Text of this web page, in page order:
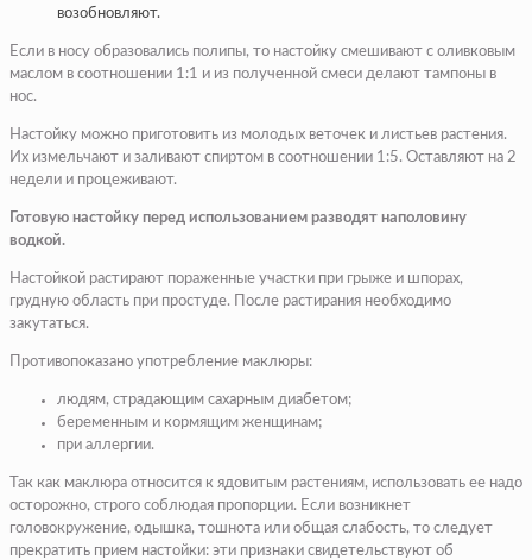
возобновляют.
Если в носу образовались полипы, то настойку смешивают с оливковым
маслом в соотношении 1:1 и из полученной смеси делают тампоны в
нос.
Настойку можно приготовить из молодых веточек и листьев растения.
Их измельчают и заливают спиртом в соотношении 1:5. Оставляют на 2
недели и процеживают.
Готовую настойку перед использованием разводят наполовину
водкой.
Настойкой растирают пораженные участки при грыже и шпорах,
грудную область при простуде. После растирания необходимо
закутаться.
Противопоказано употребление маклюры:
людям, страдающим сахарным диабетом;
беременным и кормящим женщинам;
при аллергии.
Так как маклюра относится к ядовитым растениям, использовать ее надо
осторожно, строго соблюдая пропорции. Если возникнет
головокружение, одышка, тошнота или общая слабость, то следует
прекратить прием настойки: эти признаки свидетельствуют об